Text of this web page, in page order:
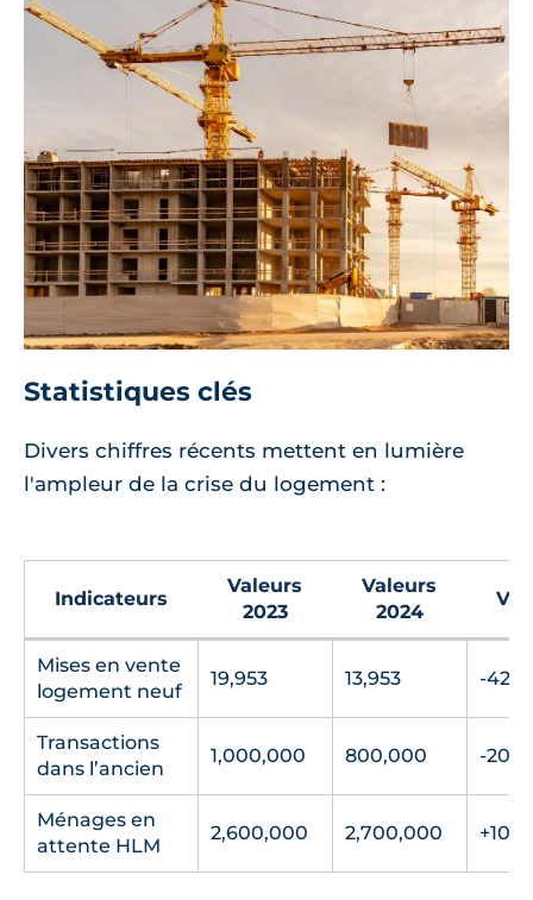
Statistiques clés
Divers chiffres récents mettent en lumière
l'ampleur de la crise du logement :
Indicateurs
Valeurs
2023
Valeurs
2024
Mises en vente
logement neuf
19,953 13,953 -
Transactions
dans l’ancien
1,000,000 800,000 -20%
Ménages en
attente HLM
2,600,000 2,700,000